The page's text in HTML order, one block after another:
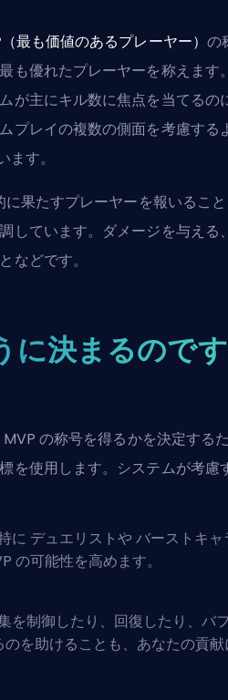
最も価値のあるプレーヤー） の
も優れたプレーヤーを称えます
が主にキル数に焦点を当てるの
プレイの複数の側面を考慮する
ます。
果たすプレーヤーを報いること
しています。ダメージを与える
などです。
に決まるのです
の称号を得るかを決定する
を使用します。システムが考慮
に デュエリストや バースト キャ
の可能性を高めます。
を制御したり、回復したり、バ
を助けることも、あなたの貢献